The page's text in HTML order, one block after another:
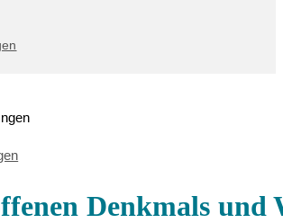
Denkmals und